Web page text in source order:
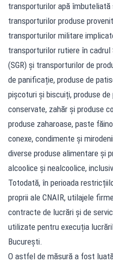
transporturilor apă îmbuteliată
transporturilor produse
transporturilor militare
transporturilor rutiere în
(SGR) și transporturilor de
de panificație, produse de
pișcoturi și biscuiți, produse
conservate, zahăr și produse
produse zaharoase, paste
conexe, condimente și
diverse produse alimentare și
alcoolice și nealcoolice,
Totodată, în perioada
proprii ale CNAIR, utilajele
contracte de lucrări și de
utilizate pentru execuția
București.
O astfel de măsură a fost